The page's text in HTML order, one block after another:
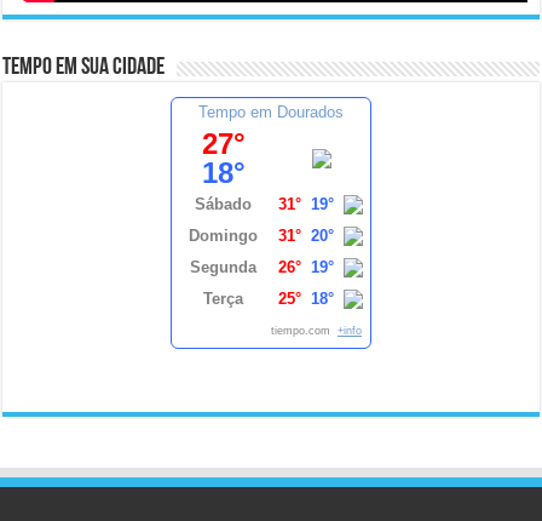
Tempo em sua cidade
Tempo em Dourados
27°
18°
Sábado 31°
19°
Domingo
31° 20°
Segunda
26°
19°
Terça
25° 18°
tiempo.com +info